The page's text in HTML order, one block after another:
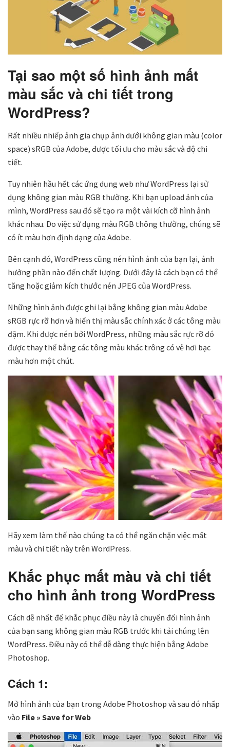
Tại sao một số hình ảnh mất
màu sắc và chi tiết trong
WordPress?
Rất nhiều nhiếp ảnh gia chụp ảnh dưới không gian màu (color
space) sRGB của Adobe, được tối ưu cho màu sắc và độ chi
tiết.
Tuy nhiên hầu hết các ứng dụng web như WordPress lại sử
dụng không gian màu RGB thường. Khi bạn upload ảnh của
mình, WordPress sau đó sẽ tạo ra một vài kích cỡ hình ảnh
khác nhau. Do việc sử dụng màu RGB thông thường, chúng sẽ
có ít màu hơn định dạng của Adobe.
Bên cạnh đó, WordPress cũng nén hình ảnh của bạn lại, ảnh
hưởng phần nào đến chất lượng. Dưới đây là cách bạn có thể
tăng hoặc giảm kích thước nén JPEG của WordPress.
Những hình ảnh được ghi lại bằng không gian màu Adobe
sRGB rực rỡ hơn và hiển thị màu sắc chính xác ở các tông màu
đậm. Khi được nén bởi WordPress, những màu sắc rực rỡ đó
được thay thế bằng các tông màu khác trông có vẻ hơi bạc
màu hơn một chút.
Hãy xem làm thế nào chúng ta có thể ngăn chặn việc mất
màu và chi tiết này trên WordPress.
Khắc phục mất màu và chi tiết
cho hình ảnh trong WordPress
Cách dễ nhất để khắc phục điều này là chuyển đổi hình ảnh
của bạn sang không gian màu RGB trước khi tải chúng lên
WordPress. Điều này có thể dễ dàng thực hiện bằng Adobe
Photoshop.
Cách 1:
Mở hình ảnh của bạn trong Adobe Photoshop và sau đó nhấp
vào File » Save for Web